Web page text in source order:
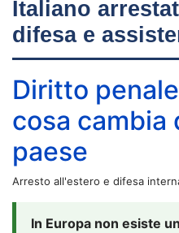
Italiano
difesa e
Diritto
cosa cambia
paese
Arresto all'estero e difesa
In Europa non esiste